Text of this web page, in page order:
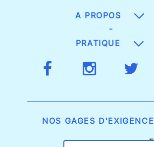
A PROPOS
-
PRATIQUE
NOS GAGES D'EXIGENCE